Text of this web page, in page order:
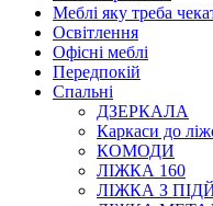
Меблі яку треба
Освітлення
Офісні меблі
Передпокій
Спальні
ДЗЕРКАЛА
Каркаси до
КОМОДИ
ЛІЖКА 160
ЛІЖКА З